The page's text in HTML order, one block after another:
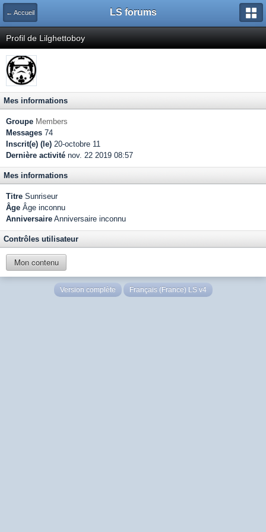
← Accueil LS forums
Profil de Lilghettoboy
Mes informations
Groupe Members
Messages 74
Inscrit(e) (le) 20-octobre 11
Dernière activité nov. 22 2019 08:57
Mes informations
Titre Sunriseur
Âge Âge inconnu
Anniversaire Anniversaire inconnu
Contrôles utilisateur
Mon contenu
Version complète Français (France) LS v4